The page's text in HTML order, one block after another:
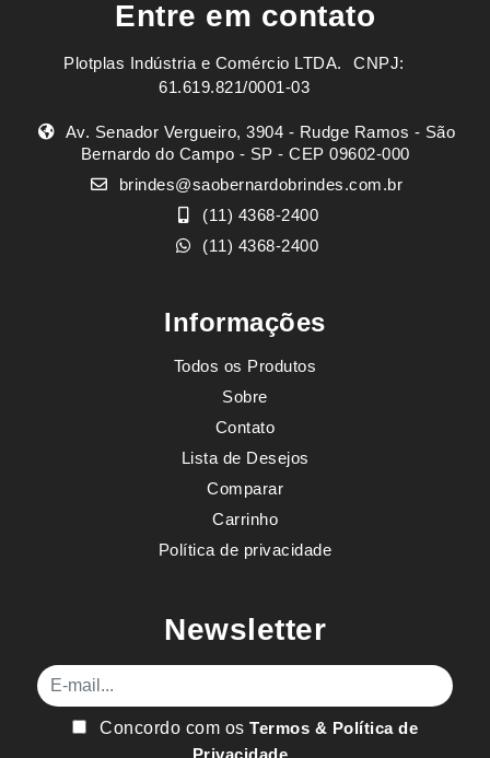
Entre em contato
Plotplas Indústria e Comércio LTDA. ㅤㅤㅤ CNPJ:
61.619.821/0001-03
Av. Senador Vergueiro, 3904 - Rudge Ramos - São
Bernardo do Campo - SP - CEP 09602-000
brindes@saobernardobrindes.com.br
(11) 4368-2400
(11) 4368-2400
Informações
Todos os Produtos
Sobre
Contato
Lista de Desejos
Comparar
Carrinho
Política de privacidade
Newsletter
E-mail
Concordo com osTermos & Política de